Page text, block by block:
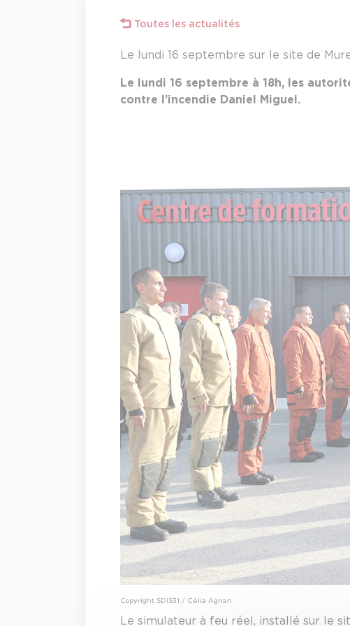
Toutes les actualités
Le lundi 16 septembre sur le site de
Le lundi 16 septembre à 18h, les
contre l’incendie Daniel Miguel.
Copyright SDIS31 / Célia Agnan
Le simulateur à feu réel, installé sur le